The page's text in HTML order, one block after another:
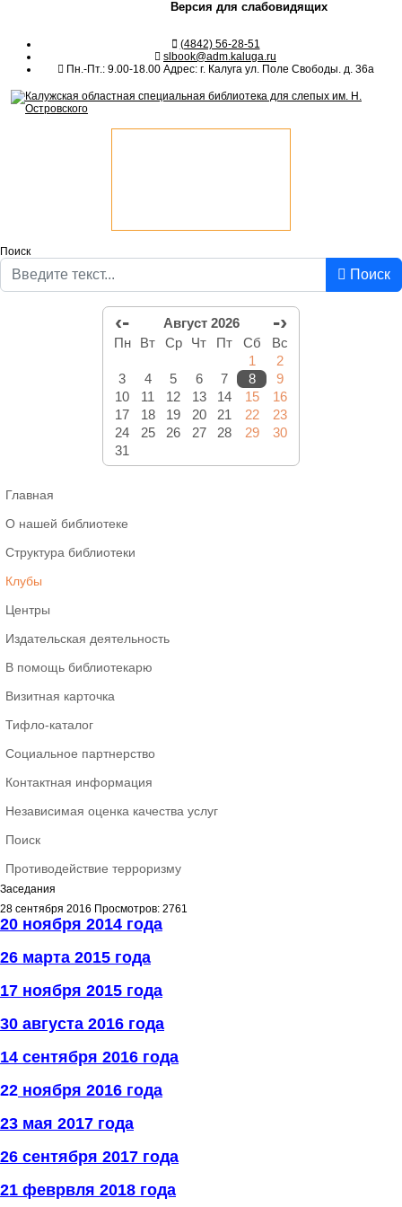
Версия для слабовидящих
(4842) 56-28-51
slbook@adm.kaluga.ru
Пн.-Пт.: 9.00-18.00 Адрес: г. Калуга ул. Поле Свободы. д. 36а
Поиск
Поиск
‹- Август 2026 -›
Пн Вт Ср Чт Пт Сб
Вс
1
2
3
4 5 6 7 8
9
10
11 12 13 14 15
16
17
18 19 20 21 22
23
24
25 26 27 28 29
30
31
Главная
О нашей библиотеке
Структура библиотеки
Клубы
Центры
Издательская деятельность
В помощь библиотекарю
Визитная карточка
Тифло-каталог
Социальное партнерство
Контактная информация
Независимая оценка качества услуг
Поиск
Противодействие терроризму
Заседания
28 сентября 2016 Просмотров: 2761
20 ноября 2014 года
26 марта 2015 года
17 ноября 2015 года
30 августа 2016 года
14 сентября 2016 года
22 ноября 2016 года
23 мая 2017 года
26 сентября 2017 года
21 феврвля 2018 года